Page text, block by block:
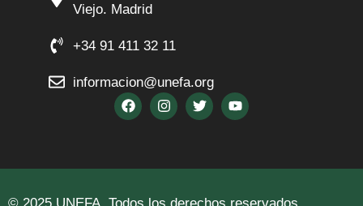
Viejo. Madrid
+34 91 411 32 11
informacion@unefa.org